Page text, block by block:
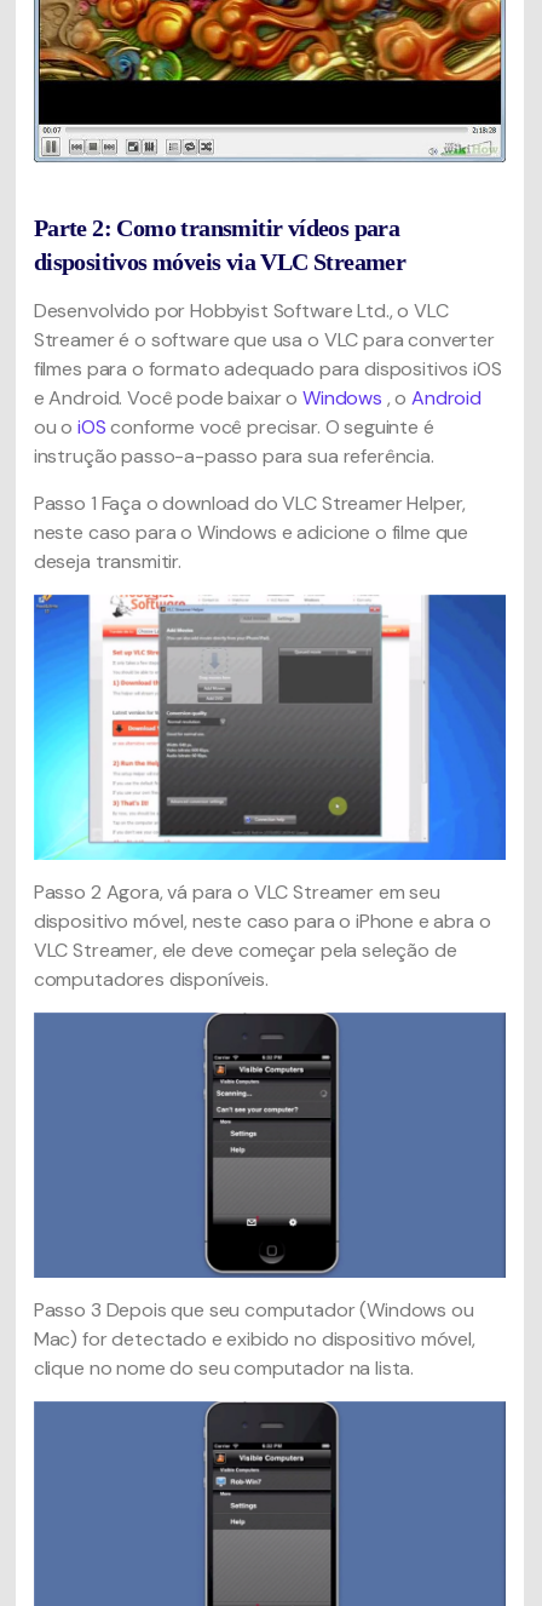
Parte 2: Como transmitir vídeos para
dispositivos móveis via VLC Streamer
Desenvolvido por Hobbyist Software Ltd., o VLC
Streamer é o software que usa o VLC para converter
filmes para o formato adequado para dispositivos iOS
e Android. Você pode baixar o Windows , oAndroid
ou o iOSconforme você precisar. O seguinte é
instrução passo-a-passo para sua referência.
Passo 1 Faça o download do VLC Streamer Helper,
neste caso para o Windows e adicione o filme que
deseja transmitir.
Passo 2 Agora, vá para o VLC Streamer em seu
dispositivo móvel, neste caso para o iPhone e abra o
VLC Streamer, ele deve começar pela seleção de
computadores disponíveis.
Passo 3 Depois que seu computador (Windows ou
Mac) for detectado e exibido no dispositivo móvel,
clique no nome do seu computador na lista.